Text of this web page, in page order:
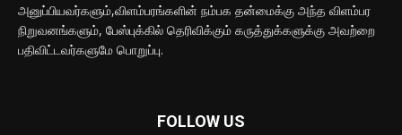
அனுப்பியவர்களும்,விளம்பரங்களின் நம்பக தன்மைக்கு அந்த விளம்பர
நிறுவனங்களும், பேஸ்புக்கில் தெரிவிக்கும் கருத்துக்களுக்கு அவற்றை
பதிவிட்டவர்களுமே பொறுப்பு.
FOLLOW US